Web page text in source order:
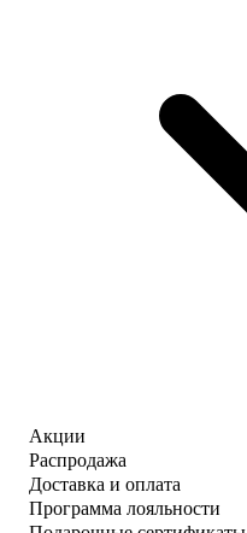
Акции
Распродажа
Доставка и оплата
Программа лояльности